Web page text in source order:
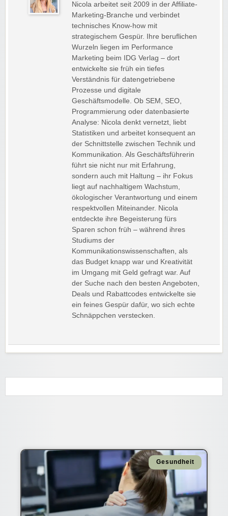
Nicola arbeitet seit 2009 in der Affiliate-
Marketing-Branche und verbindet
technisches Know-how mit
strategischem Gespür. Ihre beruflichen
Wurzeln liegen im Performance
Marketing beim IDG Verlag – dort
entwickelte sie früh ein tiefes
Verständnis für datengetriebene
Prozesse und digitale
Geschäftsmodelle. Ob SEM, SEO,
Programmierung oder datenbasierte
Analyse: Nicola denkt vernetzt, liebt
Statistiken und arbeitet konsequent an
der Schnittstelle zwischen Technik und
Kommunikation. Als Geschäftsführerin
führt sie nicht nur mit Erfahrung,
sondern auch mit Haltung – ihr Fokus
liegt auf nachhaltigem Wachstum,
ökologischer Verantwortung und einem
respektvollen Miteinander. Nicola
entdeckte ihre Begeisterung fürs
Sparen schon früh – während ihres
Studiums der
Kommunikationswissenschaften, als
das Budget knapp war und Kreativität
im Umgang mit Geld gefragt war. Auf
der Suche nach den besten Angeboten,
Deals und Rabattcodes entwickelte sie
ein feines Gespür dafür, wo sich echte
Schnäppchen verstecken.
Gesundheit